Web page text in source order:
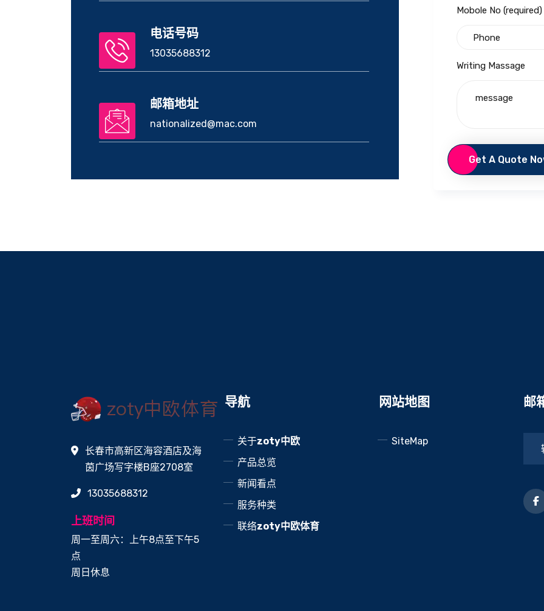
电话号码
13035688312
邮箱地址
nationalized@mac.com
Mobole No (required)
Writing Massage
Get A Quote
长春市高新区海容酒店及海
茵广场写字楼B座2708室
13035688312
上班时间
周一至周六：上午8点至下午5
点
周日休息
导航
关于zoty中欧
产品总览
新闻看点
服务种类
联络zoty中欧体育
网站地图
SiteMap
邮